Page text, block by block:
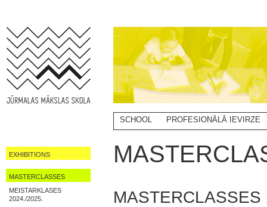
EXHIBITIONS
MASTERCLASSES
MEISTARKLASES
2024./2025.
SCHOOL PROFESIONĀLĀ IEVIRZE
MASTERCLASSES